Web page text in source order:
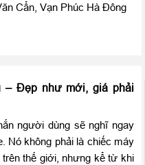
Cẩn, Vạn Phúc Hà Đông
– Đẹp như mới, giá phải
người dùng sẽ nghĩ ngay
Nó không phải là chiếc máy
thế giới, nhưng kể từ khi